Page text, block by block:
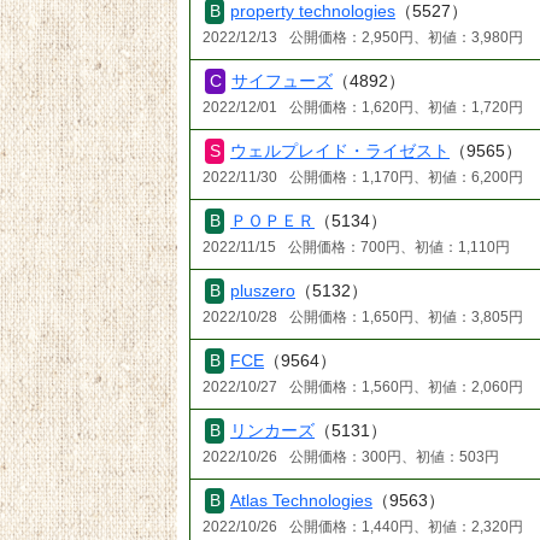
property technologies （5527）
2022/12/13 公開価格：2,950円、初値：3,980円
サイフューズ （4892）
2022/12/01 公開価格：1,620円、初値：1,720円
ウェルプレイド・ライゼスト （9565）
2022/11/30 公開価格：1,170円、初値：6,200円
ＰＯＰＥＲ （5134）
2022/11/15 公開価格：700円、初値：1,110円
pluszero （5132）
2022/10/28 公開価格：1,650円、初値：3,805円
FCE （9564）
2022/10/27 公開価格：1,560円、初値：2,060円
リンカーズ （5131）
2022/10/26 公開価格：300円、初値：503円
Atlas Technologies （9563）
2022/10/26 公開価格：1,440円、初値：2,320円